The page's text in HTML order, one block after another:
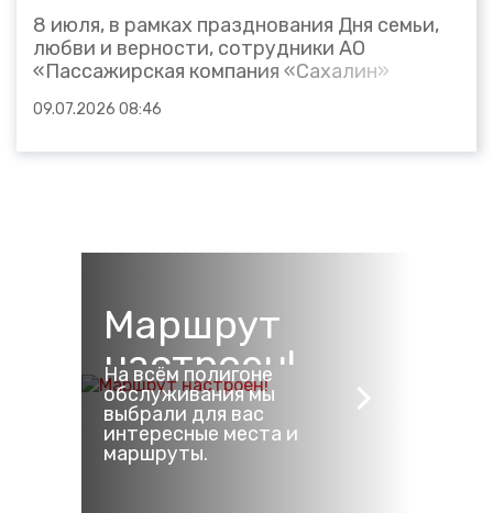
8 июля, в рамках празднования Дня семьи,
любви и верности, сотрудники АО
«Пассажирская компания «Сахалин»
спрашивали у пассажиров пригородных
09.07.2026 08:46
Маршрут
настроен!
На всём полигоне
обслуживания мы
выбрали для вас
интересные места и
маршруты.